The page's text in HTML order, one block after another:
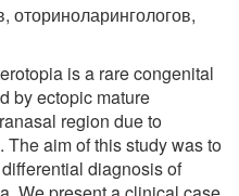
оториноларингологов,
is a rare congenital
by ectopic mature
region due to
aim of this study was to
diagnosis of